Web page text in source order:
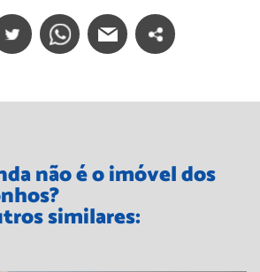
não é o imóvel dos
similares: